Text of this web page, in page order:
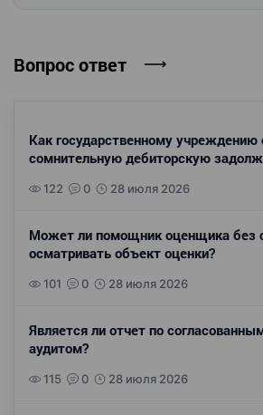
Вопрос ответ
Как государственному учреждению
сомнительную дебиторскую
122 0 28 июля 2026
Может ли помощник оценщика без
осматривать объект оценки?
101 0 28 июля 2026
Является ли отчет по
аудитом?
115 0 28 июля 2026